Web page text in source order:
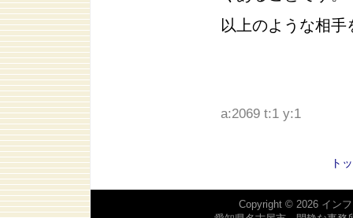
以上のような相
a:2069 t:1 y:1
ト
Copyright © 2026 イン